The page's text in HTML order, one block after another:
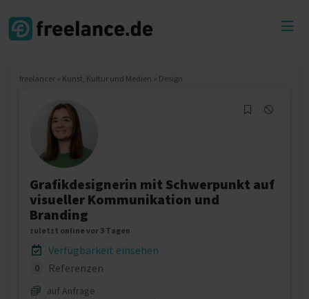
freelancer » Kunst, Kultur und Medien » Design
Grafikdesignerin mit Schwerpunkt auf
visueller Kommunikation und
Branding
zuletzt online vor 3 Tagen
Verfügbarkeit einsehen
0 Referenzen
auf Anfrage